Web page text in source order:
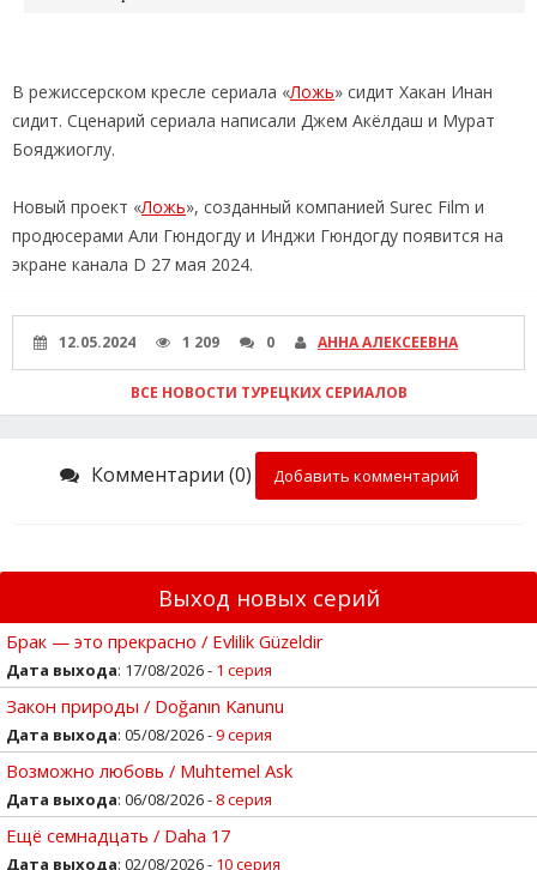
В режиссерском кресле сериала «Ложь» сидит Хакан Инан
сидит. Сценарий сериала написали Джем Акёлдаш и Мурат
Бояджиоглу.
Новый проект «Ложь», созданный компанией Surec Film и
продюсерами Али Гюндогду и Инджи Гюндогду появится на
экране канала D 27 мая 2024.
12.05.2024 1 209 0 АННА АЛЕКСЕЕВНА
ВСЕ НОВОСТИ ТУРЕЦКИХ СЕРИАЛОВ
Комментарии (0) Добавить комментарий
Выход новых серий
Брак — это прекрасно / Evlilik Güzeldir
Дата выхода: 17/08/2026 - 1 серия
Закон природы / Doğanın Kanunu
Дата выхода: 05/08/2026 -9 серия
Возможно любовь / Muhtemel Ask
Дата выхода: 06/08/2026 - 8 серия
Ещё семнадцать / Daha 17
Дата выхода: 02/08/2026 - 10 серия